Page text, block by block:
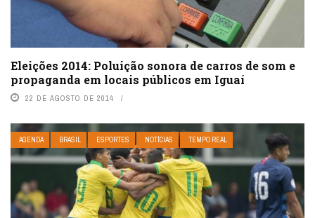
Eleições 2014: Poluição sonora de carros de som e
propaganda em locais públicos em Iguaí
22 DE AGOSTO DE 2014
AGENDA BRASIL ESPORTES NOTÍCIAS TEMPO REAL